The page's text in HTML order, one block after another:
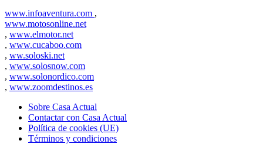
www.infoaventura.com ,
www.motosonline.net
, www.elmotor.net
, www.cucaboo.com
, ww.soloski.net
, www.solosnow.com
, www.solonordico.com
, www.zoomdestinos.es
Sobre Casa Actual
Contactar con Casa Actual
Política de cookies (UE)
Términos y condiciones